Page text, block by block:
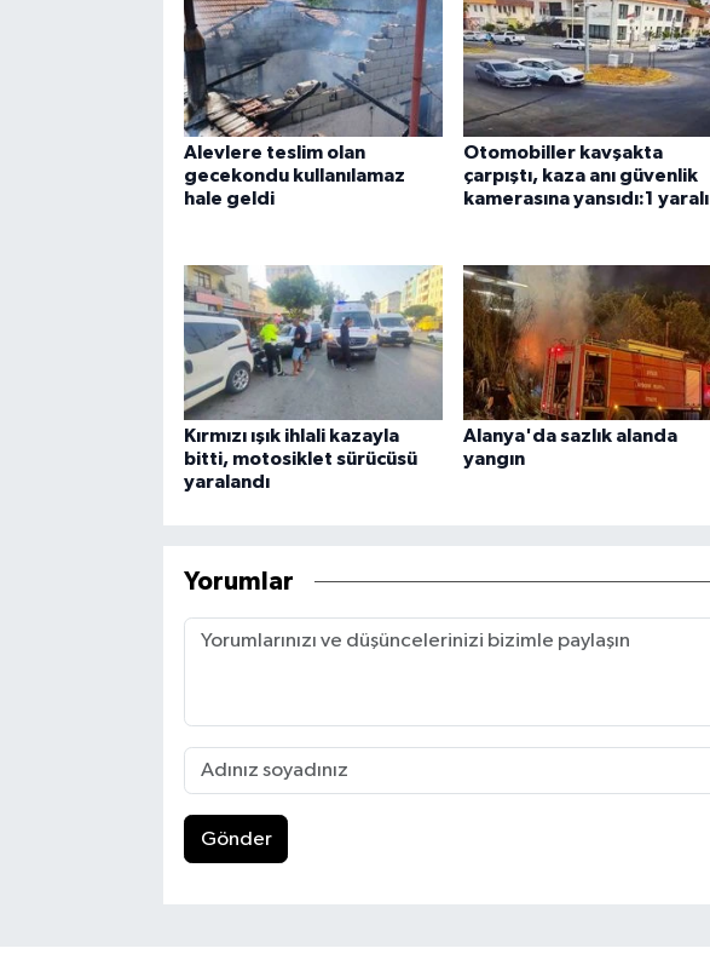
Alevlere teslim olan
gecekondu kullanılamaz
hale geldi
Otomobiller kavşakta
çarpıştı, kaza anı güvenlik
kamerasına yansıdı:1 yaralı
Kırmızı ışık ihlali kazayla
bitti, motosiklet sürücüsü
yaralandı
Alanya'da sazlık alanda
yangın
Yorumlar
Gönder